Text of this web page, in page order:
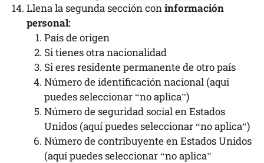
Llena la segunda sección coninformación
personal:
País de origen
Si tienes otra nacionalidad
Si eres residente permanente de otro país
Número de identificación nacional (aquí
puedes seleccionar “no aplica”)
Número de seguridad social en Estados
Unidos (aquí puedes seleccionar “no aplica”)
Número de contribuyente en Estados Unidos
(aquí puedes seleccionar “no aplica”